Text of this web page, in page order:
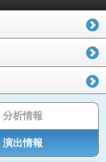
分析情報
演出情報